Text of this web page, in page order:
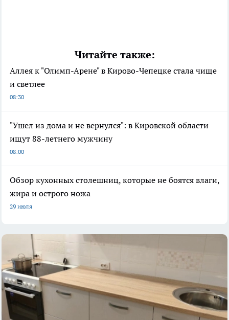
Читайте также:
Аллея к "Олимп-Арене" в Кирово-Чепецке стала чище
и светлее
08:30
"Ушел из дома и не вернулся": в Кировской области
ищут 88-летнего мужчину
08:00
Обзор кухонных столешниц, которые не боятся влаги,
жира и острого ножа
29 июля